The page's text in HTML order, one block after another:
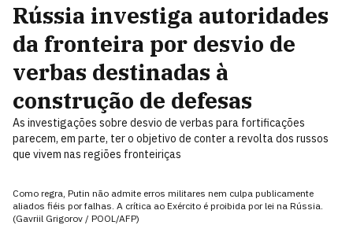
Rússia investiga autoridades
da fronteira por desvio de
verbas destinadas à
construção de defesas
As investigações sobre desvio de verbas para fortificações
parecem, em parte, ter o objetivo de conter a revolta dos russos
que vivem nas regiões fronteiriças
Como regra, Putin não admite erros militares nem culpa publicamente
aliados fiéis por falhas. A crítica ao Exército é proibida por lei na Rússia.
(Gavriil Grigorov / POOL/AFP)